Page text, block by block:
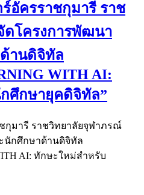
อัครราชกุมารี ราช
โครงการพัฒนา
านดิจิทัล
WITH AI:
ศึกษายุคดิจิทัล”
กุมารี ราชวิทยาลัยจุฬาภรณ์
นักศึกษาด้านดิจิทัล
AI: ทักษะใหม่สำหรับ